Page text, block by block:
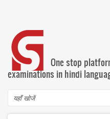
content
One stop
examinations in hindi
Search